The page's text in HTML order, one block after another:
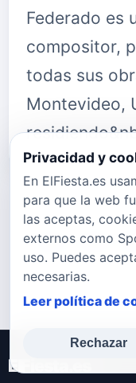
Federado es
compositor,
todas sus
Montevideo,
764 765
ElFiesta.es
Privacidad y
En ElFiesta.es
para que la web
las aceptas,
externos como
uso. Puedes
necesarias.
Leer política de
Rechazar